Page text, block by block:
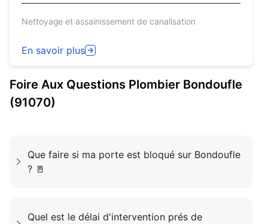
Nettoyage et assainissement de canalisation
En savoir plus
Foire Aux Questions Plombier Bondoufle
(91070)
Que faire si ma porte est bloqué sur Bondoufle
? 🚪
Quel est le délai d'intervention prés de